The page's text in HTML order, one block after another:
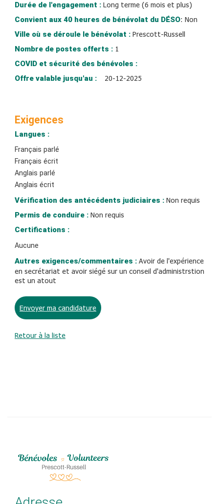
Durée de l'engagement : Long terme (6 mois et plus)
Convient aux 40 heures de bénévolat du DÉSO: Non
Ville où se déroule le bénévolat : Prescott-Russell
Nombre de postes offerts : 1
COVID et sécurité des bénévoles :
Offre valable jusqu'au :
20-12-2025
Exigences
Langues :
Français parlé
Français écrit
Anglais parlé
Anglais écrit
Vérification des antécédents judiciaires : Non requis
Permis de conduire : Non requis
Certifications :
Aucune
Autres exigences/commentaires : Avoir de l'expérience
en secrétariat et avoir siégé sur un conseil d'administrstion
est un atout
Envoyer ma candidature
Retour à la liste